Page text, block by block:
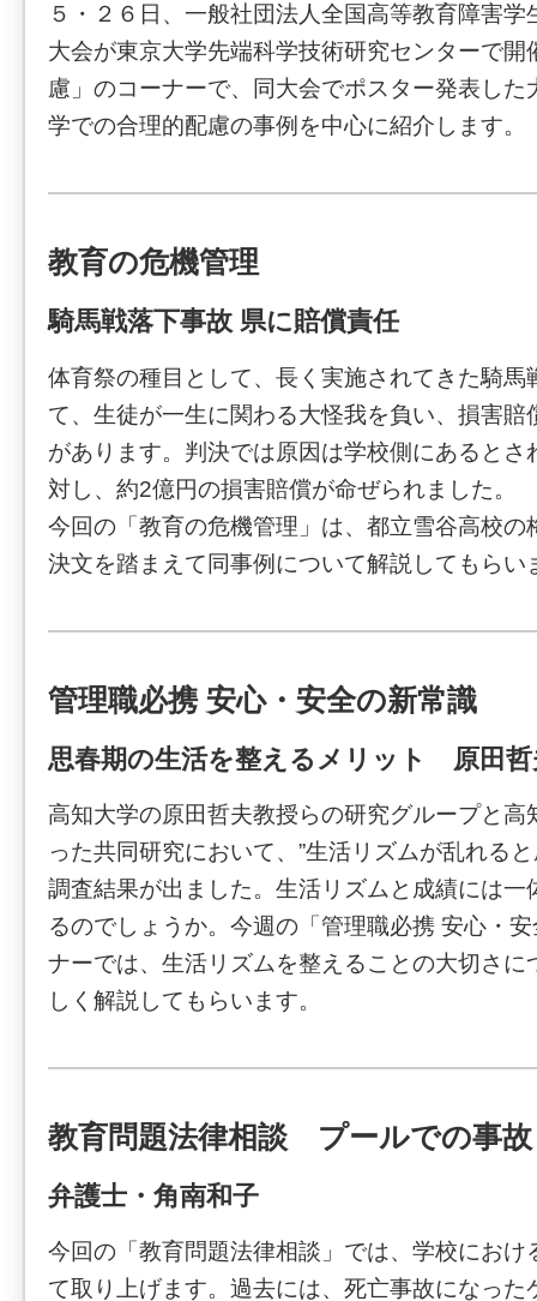
５・２６日、一般社団法人全国高等教育障害
大会が東京大学先端科学技術研究センターで開
慮」のコーナーで、同大会でポスター発表した
学での合理的配慮の事例を中心に紹介します。
教育の危機管理
騎馬戦落下事故 県に賠償責任
体育祭の種目として、長く実施されてきた騎馬
て、生徒が一生に関わる大怪我を負い、損害賠
があります。判決では原因は学校側にあるとさ
対し、約2億円の損害賠償が命ぜられました。
今回の「教育の危機管理」は、都立雪谷高校の
決文を踏まえて同事例について解説してもらい
管理職必携 安心・安全の新常識
思春期の生活を整えるメリット 原田哲
高知大学の原田哲夫教授らの研究グループと高
った共同研究において、”生活リズムが乱れる
調査結果が出ました。生活リズムと成績には一
るのでしょうか。今週の「管理職必携 安心・
ナーでは、生活リズムを整えることの大切さに
しく解説してもらいます。
教育問題法律相談 プールでの事故
弁護士・角南和子
今回の「教育問題法律相談」では、学校におけ
て取り上げます。過去には、死亡事故になった